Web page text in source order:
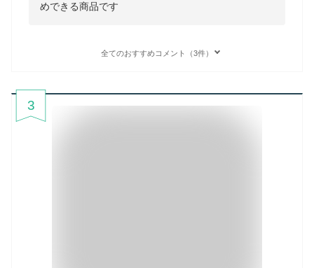
めできる商品です
全てのおすすめコメント（3件）
3